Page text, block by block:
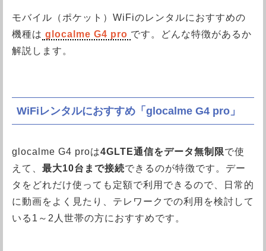
モバイル（ポケット）WiFiのレンタルにおすすめの
機種は glocalme G4 pro です。どんな特徴があるか
解説します。
WiFiレンタルにおすすめ「glocalme G4 pro」
glocalme G4 proは4GLTE通信をデータ無制限で使
えて、 最大10台まで接続できるのが特徴です。デー
タをどれだけ使っても定額で利用できるので、日常的
に動画をよく見たり、テレワークでの利用を検討して
いる1～2人世帯の方におすすめです。